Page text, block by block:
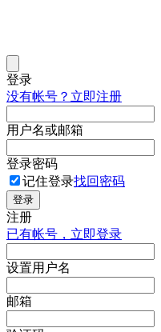
登录
没有帐号？立即注册
用户名或邮箱
登录密码
记住登录找回密码
登录
注册
已有帐号，立即登录
设置用户名
邮箱